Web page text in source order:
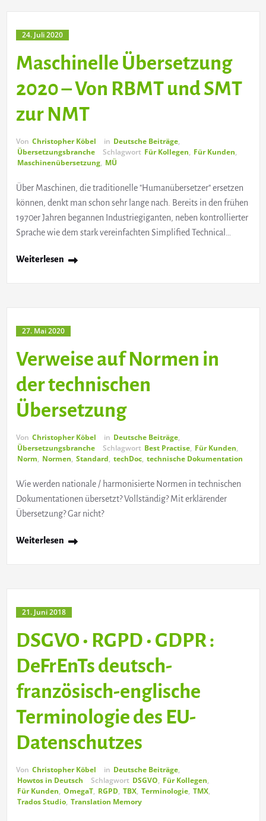
24. Juli 2020
Maschinelle Übersetzung
2020 – Von RBMT und SMT
zur NMT
Von Christopher Köbel in Deutsche Beiträge,
Übersetzungsbranche
Schlagwort Für Kollegen, Für Kunden,
Maschinenübersetzung, MÜ
Über Maschinen, die traditionelle "Humanübersetzer" ersetzen
können, denkt man schon sehr lange nach. Bereits in den frühen
1970er Jahren begannen Industriegiganten, neben kontrollierter
Sprache wie dem stark vereinfachten Simplified Technical…
Weiterlesen
27. Mai 2020
Verweise auf Normen in
der technischen
Übersetzung
Von Christopher Köbel in Deutsche Beiträge,
Übersetzungsbranche
Schlagwort Best Practise, Für Kunden,
Norm, Normen, Standard, techDoc, technische Dokumentation
Wie werden nationale / harmonisierte Normen in technischen
Dokumentationen übersetzt? Vollständig? Mit erklärender
Übersetzung? Gar nicht?
Weiterlesen
21. Juni 2018
DSGVO • RGPD • GDPR :
DeFrEnTs deutsch-
französisch-englische
Terminologie des EU-
Datenschutzes
Von Christopher Köbel in Deutsche Beiträge,
Howtos in Deutsch
Schlagwort DSGVO, Für Kollegen,
Für Kunden, OmegaT, RGPD, TBX, Terminologie, TMX,
Trados Studio, Translation Memory